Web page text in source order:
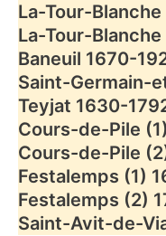
La-Tour-
La-Tour-
Baneuil 1670-
Saint-Germain-
Teyjat 1630-
Cours-de-Pile
Cours-de-Pile
Festalemps (1)
Festalemps (2)
Saint-Avit-de-